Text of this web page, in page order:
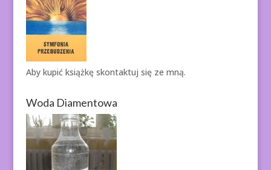
Aby kupić książkę skontaktuj się ze mną.
Woda Diamentowa